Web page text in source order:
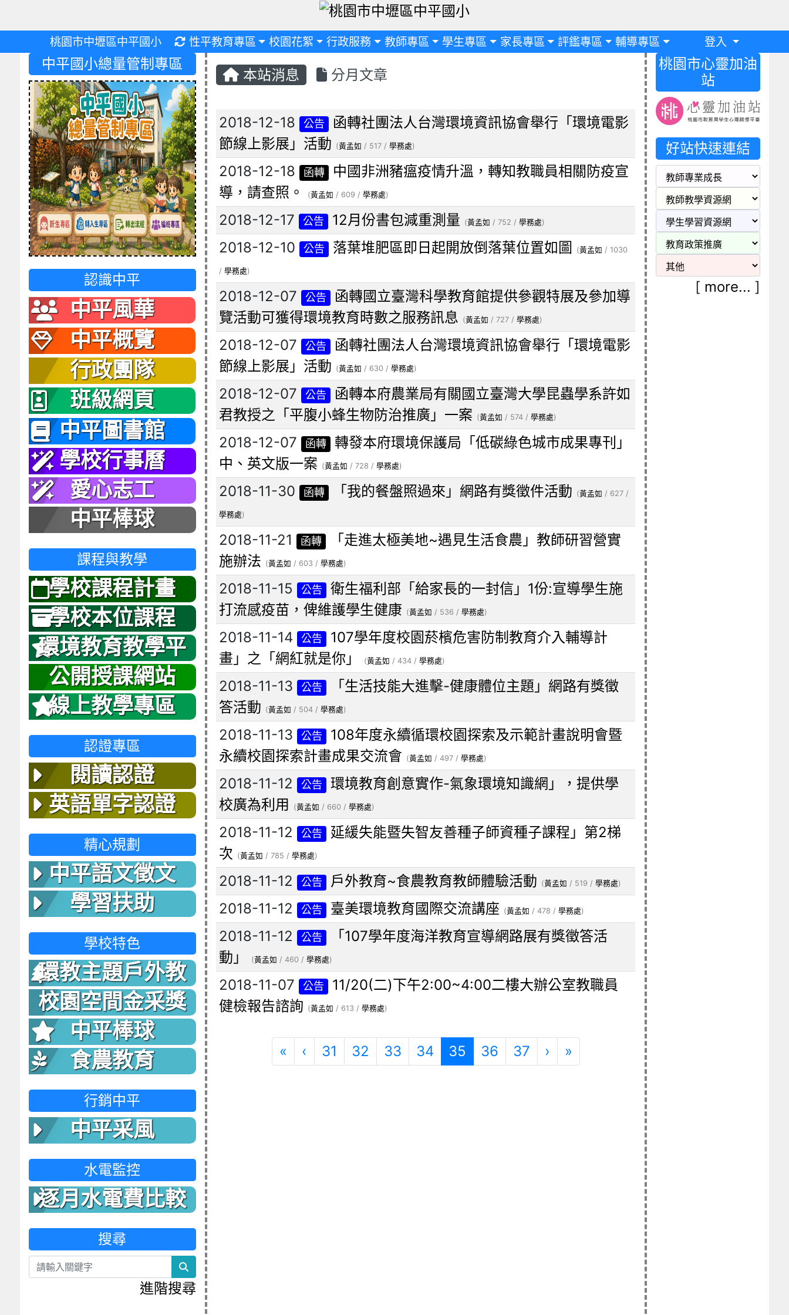
桃園市中壢區中平國小 重新取得佈景設定
性平教育專區 校園花絮 行政服務 教師專區 學生專區 家長專區 評鑑專區 輔導專區 登入
本站消息 分月文章
文章列表
2018-12-18 公告
函轉社團法人台灣環境資訊協會舉行「環境電影
節線上影展」活動 (黃孟如 / 517 / 學務處)
2018-12-18 函轉
中國非洲豬瘟疫情升溫，轉知教職員相關防疫宣
導，請查照。
(黃孟如 / 609 / 學務處)
2018-12-17 公告 12月份書包減重測量 (黃孟如 / 752 /學務處)
2018-12-10 公告 落葉堆肥區即日起開放倒落葉位置如圖 (黃孟如 / 1030
/ 學務處)
2018-12-07 公告
函轉國立臺灣科學教育館提供參觀特展及參加導
覽活動可獲得環境教育時數之服務訊息 (黃孟如 / 727 / 學務處)
2018-12-07 公告
函轉社團法人台灣環境資訊協會舉行「環境電影
節線上影展」活動 (黃孟如 / 630 / 學務處)
2018-12-07 公告
函轉本府農業局有關國立臺灣大學昆蟲學系許如
君教授之「平腹小蜂生物防治推廣」一案 (黃孟如 / 574 / 學務處)
2018-12-07 函轉
轉發本府環境保護局「低碳綠色城市成果專刊」
中、英文版一案 (黃孟如 / 728 / 學務處)
2018-11-30 函轉 「我的餐盤照過來」網路有獎徵件活動 (黃孟如 / 627 /
學務處)
2018-11-21 函轉
「走進太極美地~遇見生活食農」教師研習營實
施辦法 (黃孟如 / 603 / 學務處)
2018-11-15 公告
衛生福利部「給家長的一封信」1份:宣導學生施
打流感疫苗，俾維護學生健康 (黃孟如 / 536 / 學務處)
2018-11-14 公告
107學年度校園菸檳危害防制教育介入輔導計
畫」之「網紅就是你」
(黃孟如 / 434 / 學務處)
2018-11-13 公告
「生活技能大進擊-健康體位主題」網路有獎徵
答活動 (黃孟如 / 504 / 學務處)
2018-11-13 公告
108年度永續循環校園探索及示範計畫說明會暨
永續校園探索計畫成果交流會 (黃孟如 / 497 / 學務處)
2018-11-12 公告
環境教育創意實作-氣象環境知識網」，提供學
校廣為利用
(黃孟如 / 660 / 學務處)
2018-11-12 公告
延緩失能暨失智友善種子師資種子課程」第2梯
次 (黃孟如 / 785 / 學務處)
2018-11-12 公告 戶外教育~食農教育教師體驗活動 (黃孟如 / 519 /學務處)
2018-11-12 公告 臺美環境教育國際交流講座 (黃孟如 / 478 /學務處)
2018-11-12 公告
「107學年度海洋教育宣導網路展有獎徵答活
動」
(黃孟如 / 460 / 學務處)
2018-11-07 公告
11/20(二)下午2:00~4:00二樓大辦公室教職員
健檢報告諮詢 (黃孟如 / 613 / 學務處)
« 第一頁
‹ 上一頁
31 32 33 34 35 (目前頁次)
36 37 › 下一頁
»
中平國小總量管制專區
認識中平
中平風華
中平概覽
行政團隊
班級網頁
中平圖書館
學校行事曆
愛心志工
中平棒球
課程與教學
學校課程計畫
學校本位課程
環境教育教學平
台
公開授課網站
線上教學專區
認證專區
閱讀認證
英語單字認證
精心規劃
中平語文徵文
學習扶助
學校特色
環教主題戶外教
室
校園空間金采獎
中平棒球
食農教育
行銷中平
中平采風
水電監控
逐月水電費比較
表
搜尋
search
進階搜尋
桃園市心靈加油
站
好站快速連結
[ more... ]